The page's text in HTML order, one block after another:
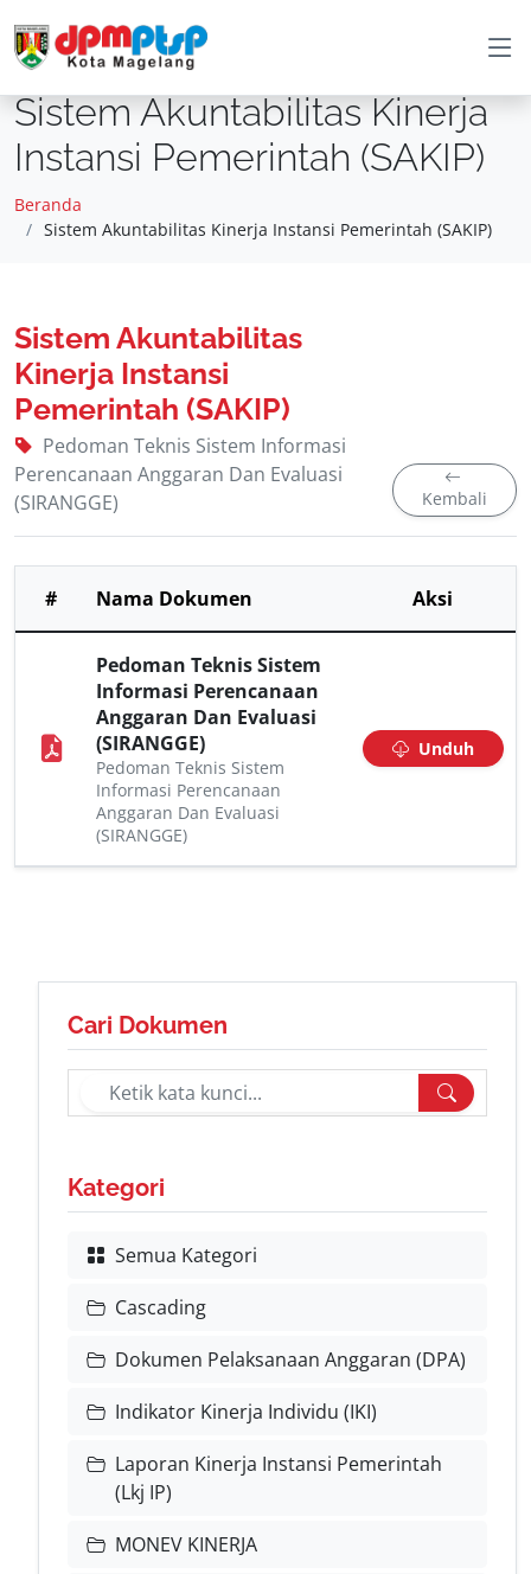
Sistem Akuntabilitas Kinerja
Instansi Pemerintah (SAKIP)
Beranda
Sistem Akuntabilitas Kinerja Instansi Pemerintah (SAKIP)
Sistem Akuntabilitas
Kinerja Instansi
Pemerintah (SAKIP)
Pedoman Teknis Sistem Informasi
Perencanaan Anggaran Dan Evaluasi
(SIRANGGE)
Kembali
# Nama Dokumen Aksi
Pedoman Teknis Sistem
Informasi Perencanaan
Anggaran Dan Evaluasi
(SIRANGGE)
Pedoman Teknis Sistem
Informasi Perencanaan
Anggaran Dan Evaluasi
(SIRANGGE)
Unduh
Cari Dokumen
Kategori
Semua Kategori
Cascading
Dokumen Pelaksanaan Anggaran (DPA)
Indikator Kinerja Individu (IKI)
Laporan Kinerja Instansi Pemerintah
(Lkj IP)
MONEV KINERJA